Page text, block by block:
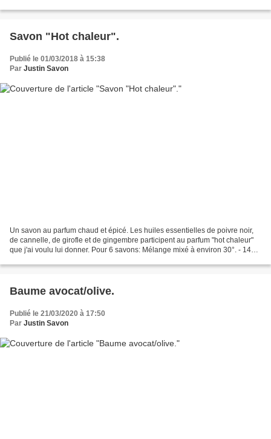
Savon "Hot chaleur".
Publié le 01/03/2018 à 15:38
Par Justin Savon
Un savon au parfum chaud et épicé. Les huiles essentielles de poivre noir,
de cannelle, de girofle et de gingembre participent au parfum "hot chaleur"
que j'ai voulu lui donner. Pour 6 savons: Mélange mixé à environ 30°. - 145g
Baume avocat/olive.
Publié le 21/03/2020 à 17:50
Par Justin Savon